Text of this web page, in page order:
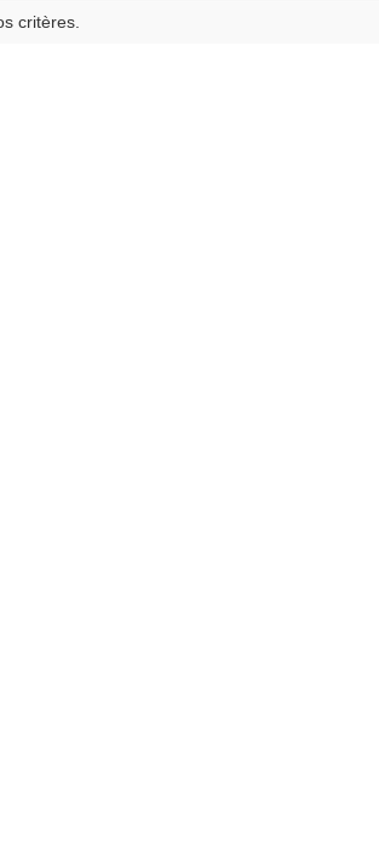
critères.